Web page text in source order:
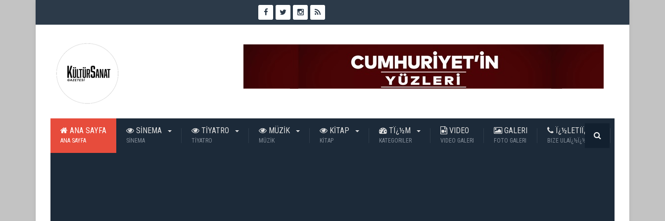
ANA SAYFA
ANA SAYFA
SİNEMA
SİNEMA
TİYATRO
TİYATRO
MÜZİK
MÜZİK
KİTAP
KİTAP
TÏ¿½M
KATEGORILER
VIDEO
VIDEO GALERI
GALERI
FOTO GALERI
Ï¿½LETIÏ¿½IM
BIZE ULAÏ¿½Ï¿½N